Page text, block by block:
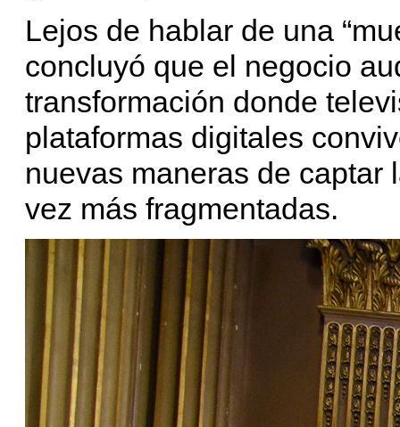
Lejos de hablar de una
concluyó que el negocio
transformación donde
plataformas digitales
nuevas maneras de captar
vez más fragmentadas.